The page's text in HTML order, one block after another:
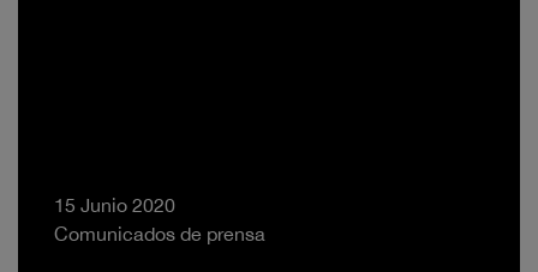
15 Junio 2020
Comunicados de prensa